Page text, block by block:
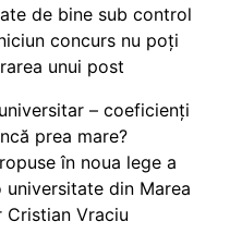
de bine sub control
concurs nu poți
unui post
– coeficienți
prea mare?
în noua lege a
din Marea
Cristian Vraciu